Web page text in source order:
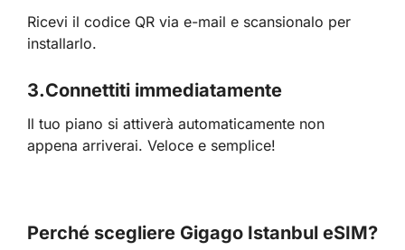
Ricevi il codice QR via e-mail e scansionalo per
installarlo.
3.Connettiti immediatamente
Il tuo piano si attiverà automaticamente non
appena arriverai. Veloce e semplice!
Perché scegliere Gigago Istanbul eSIM?